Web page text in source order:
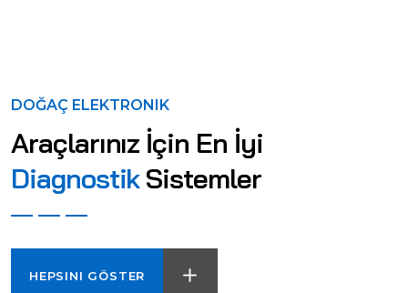
DOĞAÇ ELEKTRONIK
Araçlarınız İçin En İyi
DiagnostikSistemler
HEPSINI GÖSTER